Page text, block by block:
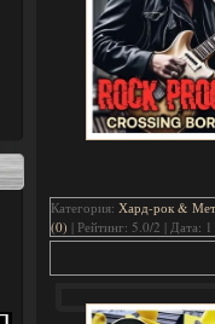
Категория: Хард-рок &
(0) | Рейтинг: 5.0/2 | Дата: